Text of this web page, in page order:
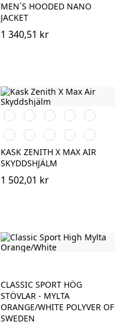
MEN´S HOODED NANO
JACKET
1 340,51 kr
Orange
Svart Vit Röd
Blå
Grå
Gul Antracit
Grön Rosa
KASK ZENITH X MAX AIR
SKYDDSHJÄLM
1 502,01 kr
CLASSIC SPORT HÖG
STÖVLAR - MYLTA
ORANGE/WHITE POLYVER OF
SWEDEN